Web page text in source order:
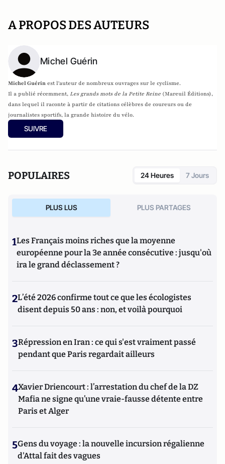
A PROPOS DES AUTEURS
Michel Guérin
Michel Guérin est l'auteur de nombreux ouvrages sur le cyclisme.
Il a publié récemment, Les grands mots de la Petite Reine (Mareuil Éditions),
dans lequel il raconte à partir de citations célèbres de coureurs ou de
journalistes sportifs, la grande histoire du vélo.
SUIVRE
POPULAIRES 24 Heures 7 Jours
PLUS LUS PLUS PARTAGES
1Les Français moins riches que la moyenne
européenne pour la 3e année consécutive : jusqu'où
ira le grand déclassement ?
2L’été 2026 confirme tout ce que les écologistes
disent depuis 50 ans : non, et voilà pourquoi
3Répression en Iran : ce qui s'est vraiment passé
pendant que Paris regardait ailleurs
4Xavier Driencourt : l’arrestation du chef de la DZ
Mafia ne signe qu’une vraie-fausse détente entre
Paris et Alger
5Gens du voyage : la nouvelle incursion régalienne
d'Attal fait des vagues